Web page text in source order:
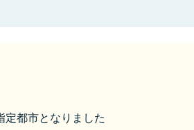
定都市となりました